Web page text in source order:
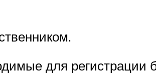
для регистрации